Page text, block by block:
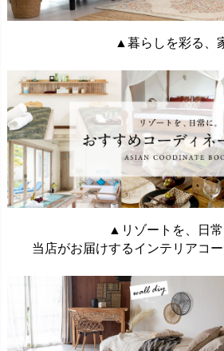
▲暮らしを彩る、
▲リゾートを、日常
当店がお届けするインテリアコ